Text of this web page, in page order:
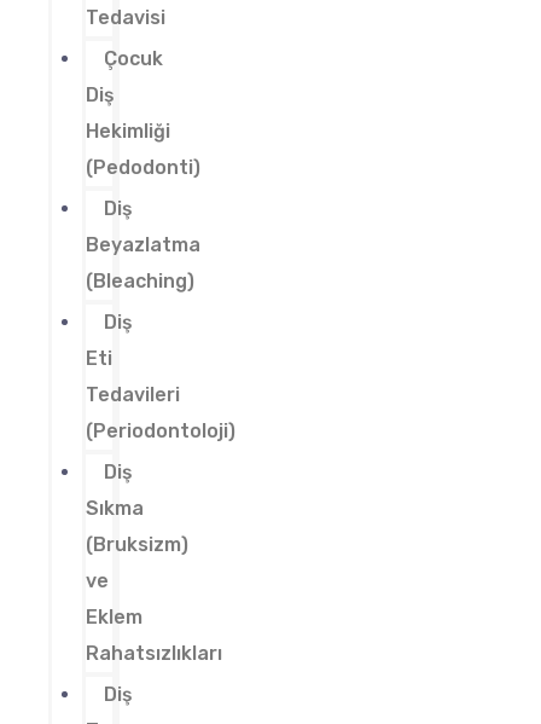
Tedavisi
Çocuk
Diş
Hekimliği
(Pedodonti)
Diş
Beyazlatma
(Bleaching)
Diş
Eti
Tedavileri
(Periodontoloji)
Diş
Sıkma
(Bruksizm)
ve
Eklem
Rahatsızlıkları
Diş